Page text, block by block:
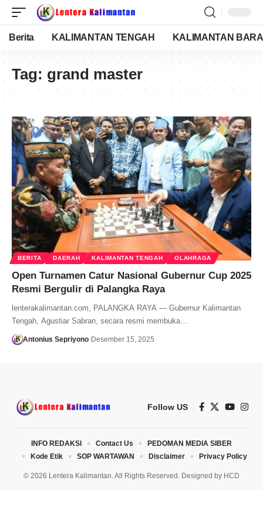
Berita KALIMANTAN TENGAH KALIMANTAN
Tag: grand master
BERITA DAERAH KALIMANTAN TENGAH OLAHRAGA
Open Turnamen Catur Nasional Gubernur Cup 2025
Resmi Bergulir di Palangka Raya
lenterakalimantan.com, PALANGKA RAYA — Gubernur Kalimantan
Tengah, Agustiar Sabran, secara resmi membuka…
Antonius Sepriyono Desember 15, 2025
Follow US
© 2026 Lentera Kalimantan. All Rights Reserved. Designed by HCD
INFO REDAKSI Contact Us
PEDOMAN MEDIA SIBER
Kode Etik
SOP WARTAWAN Disclaimer Privacy Policy